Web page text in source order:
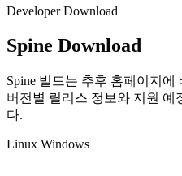
Developer Download
Spine Download
Spine 빌드는 추후 홈페이지
버전별 릴리스 정보와 지원 예
다.
Linux Windows